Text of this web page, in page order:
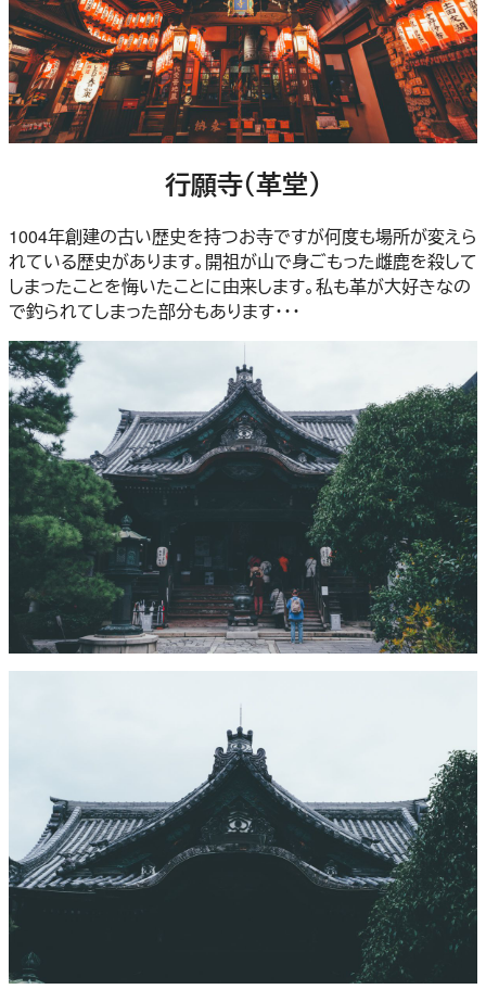
行願寺（革堂）
1004年創建の古い歴史を持つお寺ですが何度も場所が変えら
れている歴史があります。開祖が山で身ごもった雌鹿を殺して
しまったことを悔いたことに由来します。私も革が大好きなの
で釣られてしまった部分もあります・・・